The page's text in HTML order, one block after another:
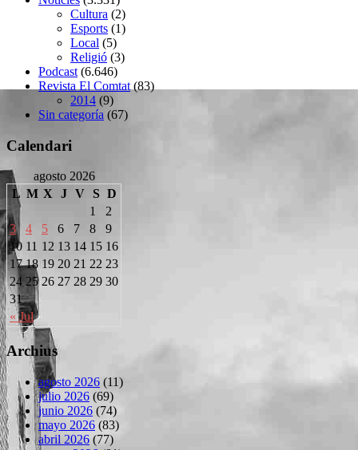
Cultura (2)
Esports (1)
Local (5)
Religió (3)
Podcast (6.646)
Revista El Comtat (83)
2014 (9)
Sin categoría (67)
Calendari
agosto 2026
L M X J V S D
« Jul
1
2
3
4 5 6 7 8
9
10 11 12 13 14 15 16
17 18 19 20 21 22 23
24 25 26 27 28 29 30
31
Archius
agosto 2026 (11)
julio 2026 (69)
junio 2026 (74)
mayo 2026 (83)
abril 2026 (77)